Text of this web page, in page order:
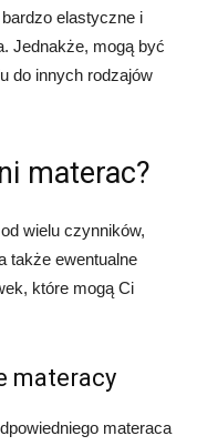
elastyczne i
Jednakże, mogą być
do innych rodzajów
materac?
wielu czynników,
także ewentualne
które mogą Ci
materacy
materaca